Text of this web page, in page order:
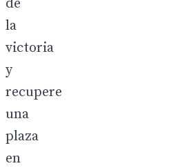
de
la
victoria
y
recupere
una
plaza
en